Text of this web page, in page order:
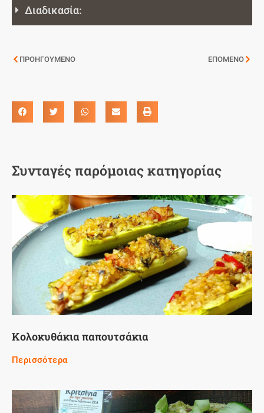
Διαδικασία:
ΠΡΟΗΓΟΥΜΕΝΟ ΕΠΟΜΕΝΟ
Συνταγές παρόμοιας κατηγορίας
Κολοκυθάκια παπουτσάκια
Περισσότερα